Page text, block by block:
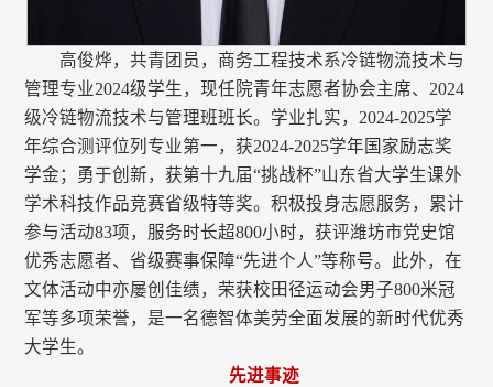
高俊烨，共青团员，商务工程技术系冷链物流技术与
管理专业2024级学生，现任院青年志愿者协会主席、2024
级冷链物流技术与管理班班长。学业扎实，2024-2025学
年综合测评位列专业第一，获2024-2025学年国家励志奖
学金；勇于创新，获第十九届“挑战杯”山东省大学生课外
学术科技作品竞赛省级特等奖。积极投身志愿服务，累计
参与活动83项，服务时长超800小时，获评潍坊市党史馆
优秀志愿者、省级赛事保障“先进个人”等称号。此外，在
文体活动中亦屡创佳绩，荣获校田径运动会男子800米冠
军等多项荣誉，是一名德智体美劳全面发展的新时代优秀
大学生。
先进事迹